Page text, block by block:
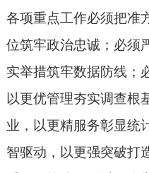
各项重点工作必须把准
位筑牢政治忠诚 ； 必须
实举措筑牢数据防线；
以更优管理夯实调查根
业，以更精服务彰显统
智驱动，以更强突破打